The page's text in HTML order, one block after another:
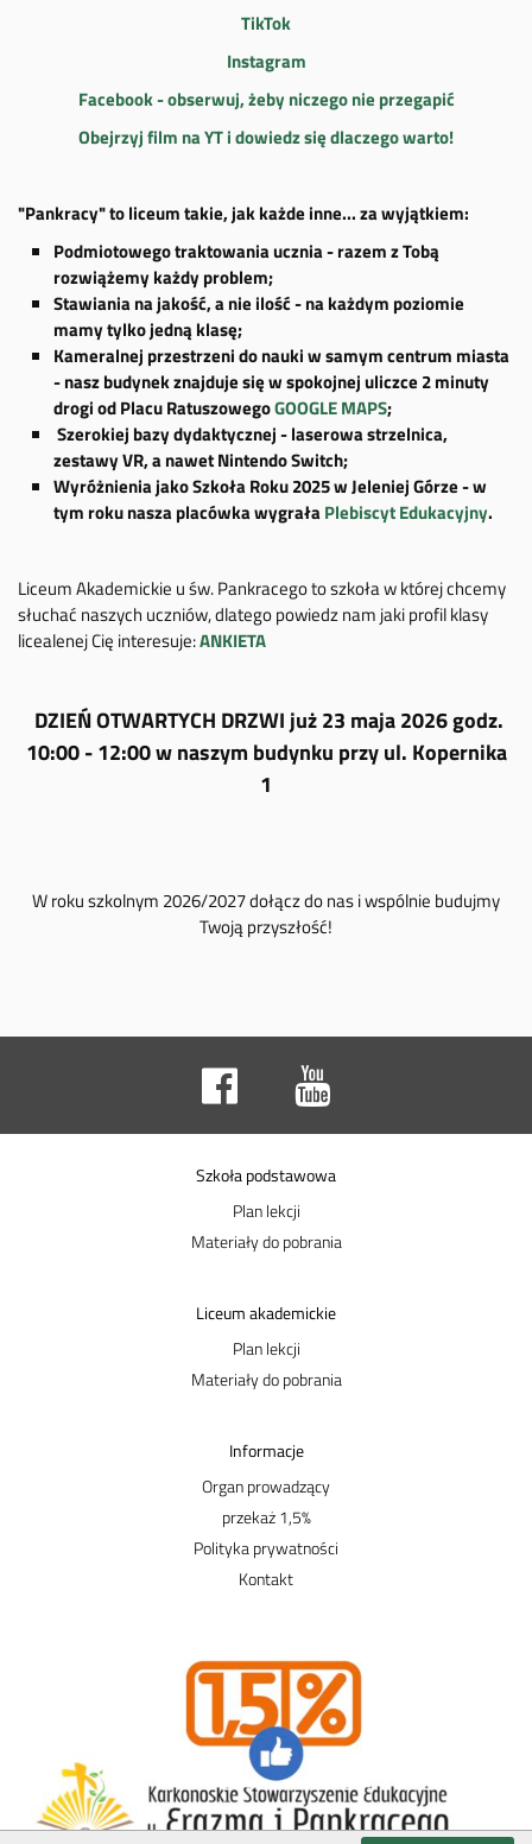
TikTok
Instagram
Facebook - obserwuj, żeby niczego nie przegapić
Obejrzyj film na YT i dowiedz się dlaczego warto!
"Pankracy" to liceum takie, jak każde inne... za wyjątkiem:
Podmiotowego traktowania ucznia - razem z Tobą
rozwiążemy każdy problem;
Stawiania na jakość, a nie ilość - na każdym poziomie
mamy tylko jedną klasę;
Kameralnej przestrzeni do nauki w samym centrum miasta
- nasz budynek znajduje się w spokojnej uliczce 2 minuty
drogi od Placu RatuszowegoGOOGLE MAPS;
Szerokiej bazy dydaktycznej - laserowa strzelnica,
zestawy VR, a nawet Nintendo Switch;
Wyróżnienia jako Szkoła Roku 2025 w Jeleniej Górze - w
tym roku nasza placówka wygrałaPlebiscyt Edukacyjny.
Liceum Akademickie u św. Pankracego to szkoła w której chcemy
słuchać naszych uczniów, dlatego powiedz nam jaki profil klasy
licealenej Cię interesuje:ANKIETA
DZIEŃ OTWARTYCH DRZWI już 23 maja 2026 godz.
10:00 - 12:00 w naszym budynku przy ul. Kopernika
1
W roku szkolnym 2026/2027 dołącz do nas i wspólnie budujmy
Twoją przyszłość!
Szkoła podstawowa
Plan lekcji
Materiały do pobrania
Liceum akademickie
Plan lekcji
Materiały do pobrania
Informacje
Organ prowadzący
przekaż 1,5%
Polityka prywatności
Kontakt